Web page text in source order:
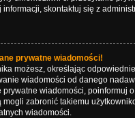
informacji, skontaktuj się z
prywatne wiadomości!
możesz, określając
wiadomości od danego
wiadomości, poinformuj
mogli zabronić takiemu
wiadomości.